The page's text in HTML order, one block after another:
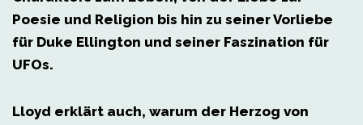
Poesie und Religion bis hin zu seiner Vorliebe
für Duke Ellington und seiner Faszination für
UFOs.
Lloyd erklärt auch, warum der Herzog von